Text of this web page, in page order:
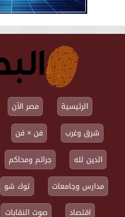
الرئيسية مصر الآن
شرق وغرب
فن × فن
الدين لله
جرائم ومحاكم
مدارس وجامعات
توك شو
اقتصاد
صوت النقابات